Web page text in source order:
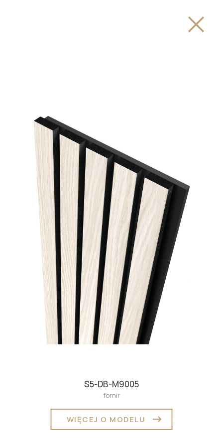
S5-DB-M9005
fornir
WIĘCEJ O MODELU